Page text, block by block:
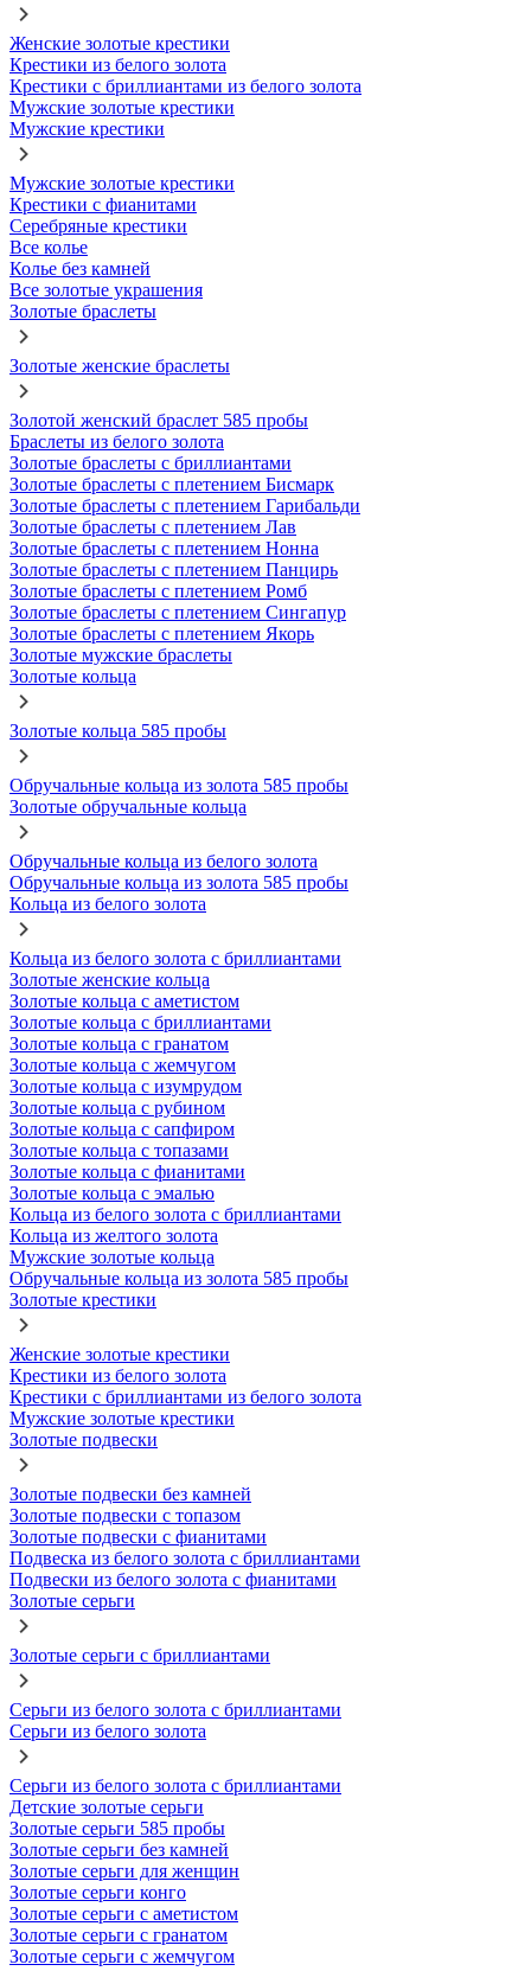
Женские золотые крестики
Крестики из белого золота
Крестики с бриллиантами из белого золота
Мужские золотые крестики
Мужские крестики
Мужские золотые крестики
Крестики с фианитами
Серебряные крестики
Все колье
Колье без камней
Все золотые украшения
Золотые браслеты
Золотые женские браслеты
Золотой женский браслет 585 пробы
Браслеты из белого золота
Золотые браслеты с бриллиантами
Золотые браслеты с плетением Бисмарк
Золотые браслеты с плетением Гарибальди
Золотые браслеты с плетением Лав
Золотые браслеты с плетением Нонна
Золотые браслеты с плетением Панцирь
Золотые браслеты с плетением Ромб
Золотые браслеты с плетением Сингапур
Золотые браслеты с плетением Якорь
Золотые мужские браслеты
Золотые кольца
Золотые кольца 585 пробы
Обручальные кольца из золота 585 пробы
Золотые обручальные кольца
Обручальные кольца из белого золота
Обручальные кольца из золота 585 пробы
Кольца из белого золота
Кольца из белого золота с бриллиантами
Золотые женские кольца
Золотые кольца с аметистом
Золотые кольца с бриллиантами
Золотые кольца с гранатом
Золотые кольца с жемчугом
Золотые кольца с изумрудом
Золотые кольца с рубином
Золотые кольца с сапфиром
Золотые кольца с топазами
Золотые кольца с фианитами
Золотые кольца с эмалью
Кольца из белого золота с бриллиантами
Кольца из желтого золота
Мужские золотые кольца
Обручальные кольца из золота 585 пробы
Золотые крестики
Женские золотые крестики
Крестики из белого золота
Крестики с бриллиантами из белого золота
Мужские золотые крестики
Золотые подвески
Золотые подвески без камней
Золотые подвески с топазом
Золотые подвески с фианитами
Подвеска из белого золота с бриллиантами
Подвески из белого золота с фианитами
Золотые серьги
Золотые серьги с бриллиантами
Серьги из белого золота с бриллиантами
Серьги из белого золота
Серьги из белого золота с бриллиантами
Детские золотые серьги
Золотые серьги 585 пробы
Золотые серьги без камней
Золотые серьги для женщин
Золотые серьги конго
Золотые серьги с аметистом
Золотые серьги с гранатом
Золотые серьги с жемчугом